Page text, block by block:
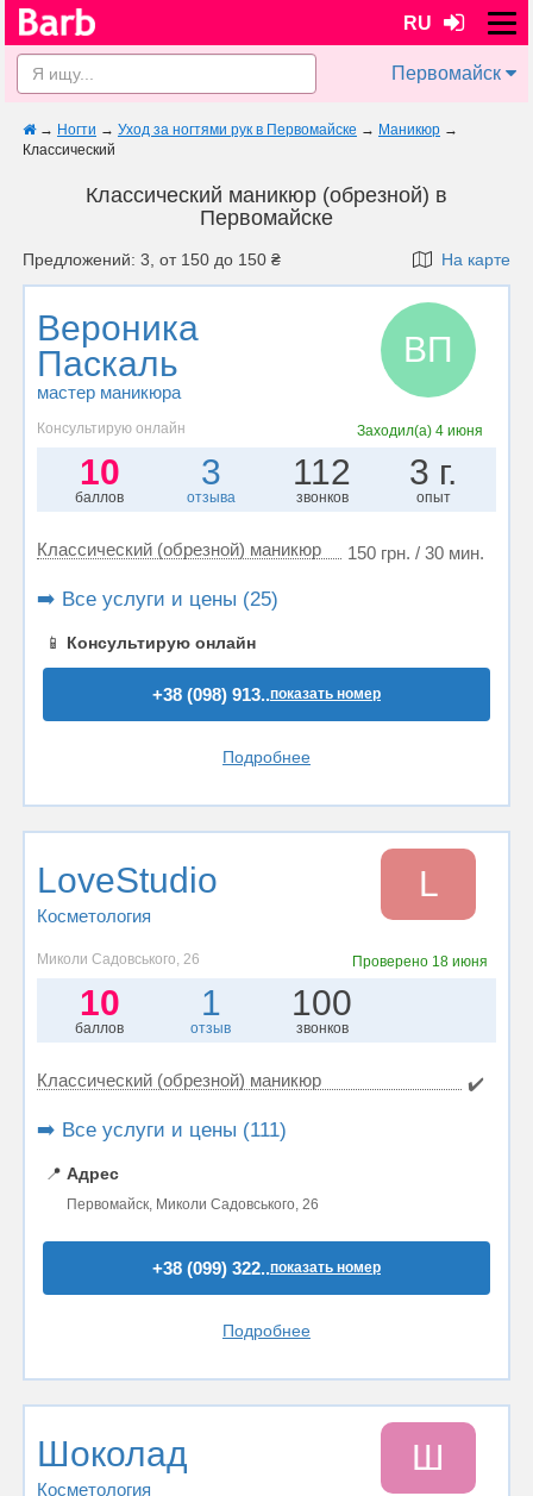
RU
Первомайск
→ Ногти → Уход за ногтями рук в Первомайске → Маникюр →
Классический
Классический маникюр (обрезной) в
Первомайске
Предложений: 3, от 150 до 150 ₴ На карте
Вероника
Паскаль
мастер маникюра
ВП
Консультирую онлайн Заходил(а) 4 июня
10
баллов
3
отзыва
112
звонков
3 г.
опыт
Классический (обрезной) маникюр 150 грн. / 30 мин.
➡️ Все услуги и цены (25)
📱 Консультирую онлайн
+38 (098) 913..показать номер
Подробнее
LoveStudio
Косметология
L
Миколи Садовського, 26 Проверено 18 июня
10
баллов
1
отзыв
100
звонков
Классический (обрезной) маникюр ✔️
➡️ Все услуги и цены (111)
📍 Адрес
Первомайск, Миколи Садовського, 26
+38 (099) 322..показать номер
Подробнее
Шоколад
Косметология
Ш